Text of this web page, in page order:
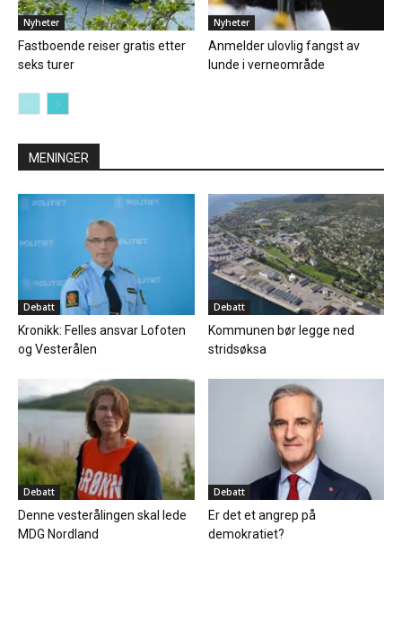
Nyheter
Fastboende reiser gratis etter
seks turer
Nyheter
Anmelder ulovlig fangst av
lunde i verneområde
MENINGER
Debatt
Kronikk: Felles ansvar Lofoten
og Vesterålen
Debatt
Kommunen bør legge ned
stridsøksa
Debatt
Denne vesterålingen skal lede
MDG Nordland
Debatt
Er det et angrep på
demokratiet?